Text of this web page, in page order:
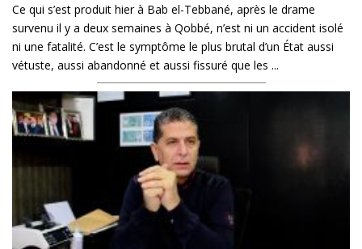
Ce qui s’est produit hier à Bab el-Tebbané, après le drame
survenu il y a deux semaines à Qobbé, n’est ni un accident isolé
ni une fatalité. C’est le symptôme le plus brutal d’un État aussi
vétuste, aussi abandonné et aussi fissuré que les ...